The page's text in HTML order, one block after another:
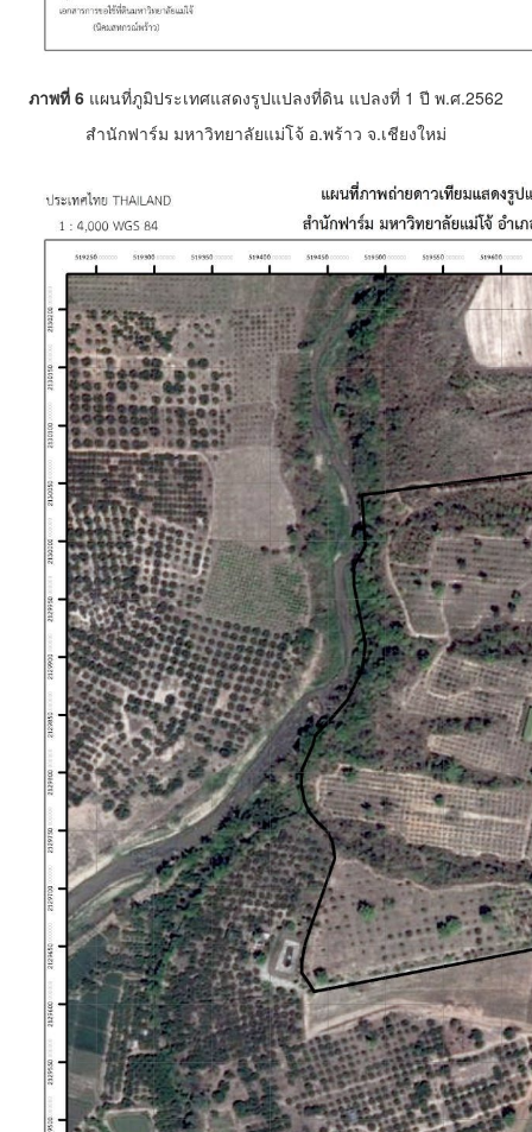
ภาพที่ 6 แผนที่ภูมิประเทศแสดงรูปแปลงที่ดิน แปลงที่ 1 ปี พ.ศ.2562
สำนักฟาร์ม มหาวิทยาลัยแม่โจ้ อ.พร้าว จ.เชียงใหม่